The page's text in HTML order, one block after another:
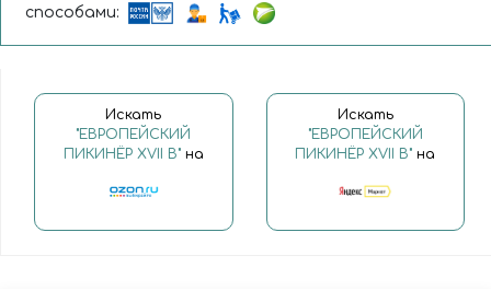
способами:
Искать
"ЕВРОПЕЙСКИЙ
ПИКИНЁР XVII В"на
Искать
"ЕВРОПЕЙСКИЙ
ПИКИНЁР XVII В" на